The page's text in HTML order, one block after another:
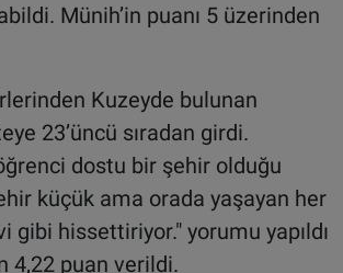
Münih’in puanı 5 üzerinden
Kuzeyde bulunan
23’üncü sıradan girdi.
dostu bir şehir olduğu
küçük ama orada yaşayan her
gibi hissettiriyor." yorumu yapıldı
4,22 puan verildi.